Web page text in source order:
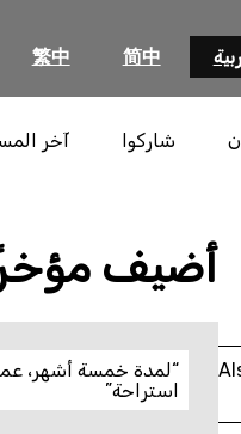
简中
繁中
شاركوا آخر
أضيف
استراحة”